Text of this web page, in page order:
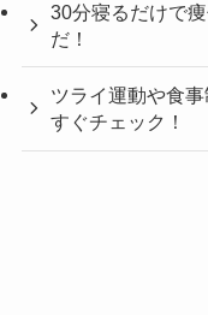
30分寝るだけで
だ！
ツライ運動や食
すぐチェック！